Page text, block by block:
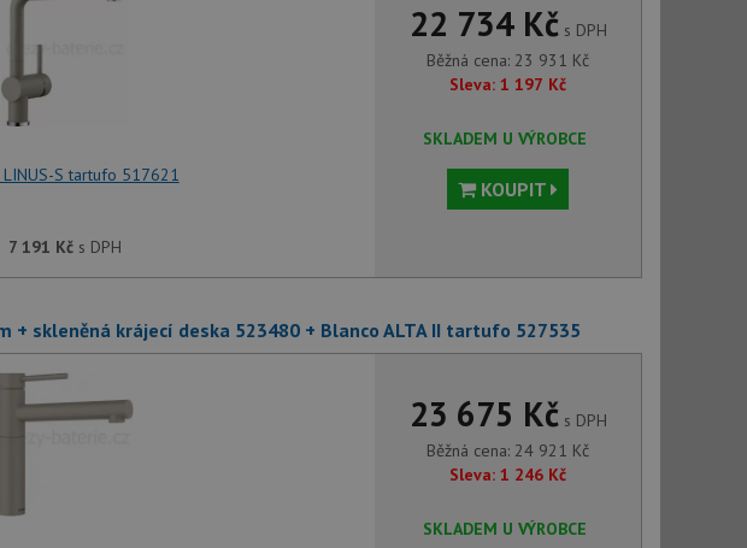
LINUS-S tartufo 517621
7 191 Kčs DPH
22 734 Kčs DPH
Běžná cena: 23 931 Kč
Sleva: 1 197 Kč
SKLADEM U VÝROBCE
KOUPIT
+ skleněná krájecí deska 523480 + Blanco ALTA II tartufo 527535
23 675 Kčs DPH
Běžná cena: 24 921 Kč
Sleva: 1 246 Kč
SKLADEM U VÝROBCE